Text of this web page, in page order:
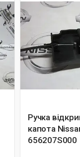
Ручка
капота
656207S000